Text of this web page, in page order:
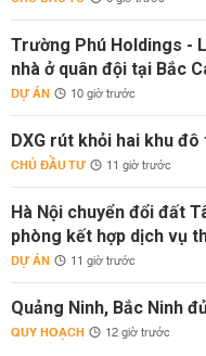
Trường Phú Holdings -
nhà ở quân đội tại Bắc
DỰ ÁN 10 giờ trước
DXG rút khỏi hai khu
CHỦ ĐẦU TƯ 11 giờ trước
Hà Nội chuyển đổi đất
phòng kết hợp dịch vụ
DỰ ÁN 11 giờ trước
Quảng Ninh, Bắc Ninh
QUY HOẠCH 12 giờ trước